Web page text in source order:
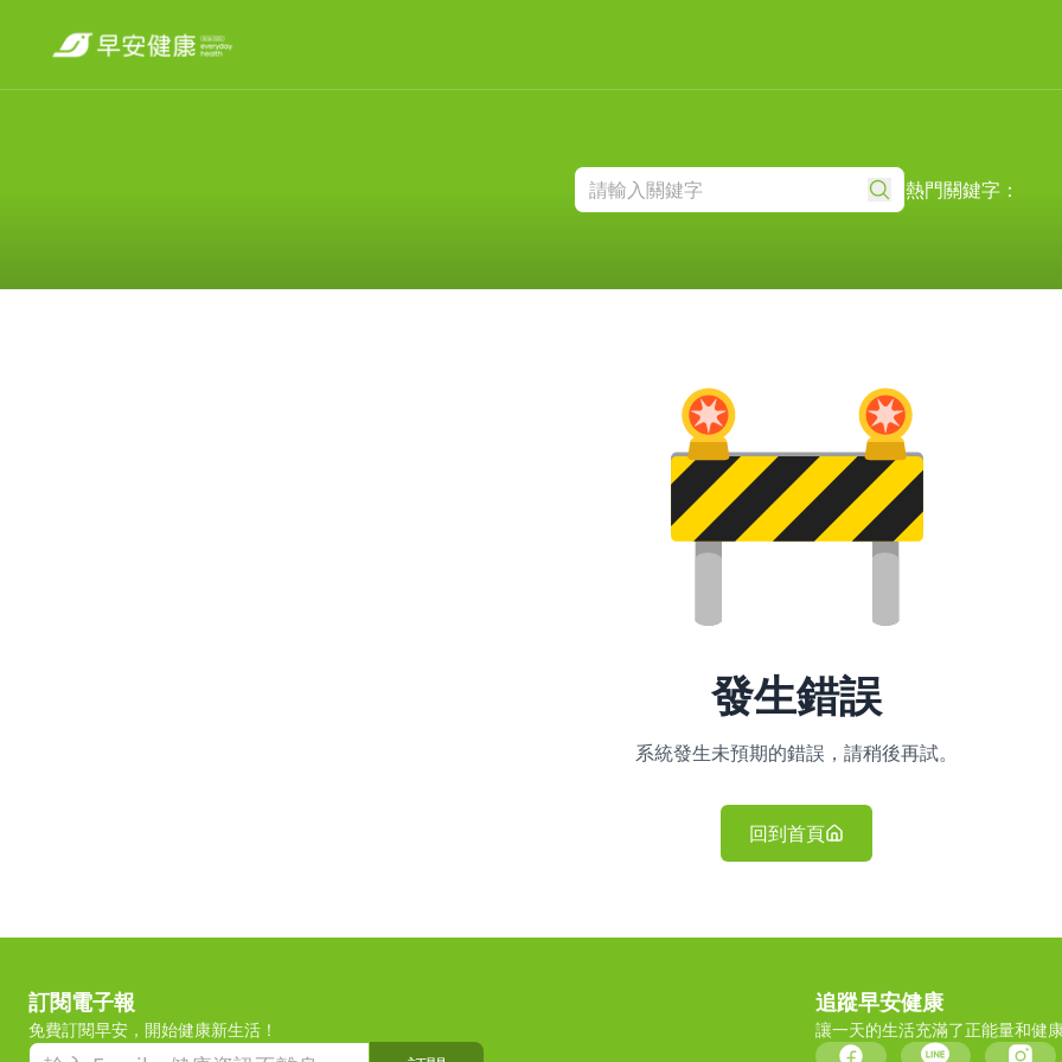
熱門關鍵字：
發生錯誤
系統發生未預期的錯誤，請稍後再試。
回到首頁
訂閱電子報
免費訂閱早安，開始健康新生活！
追蹤早安健康
讓一天的生活充滿了正能量和健